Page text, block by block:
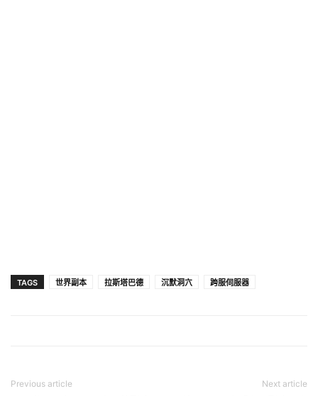
TAGS 世界副本 拉斯塔巴德 沉默洞穴 跨服伺服器
Previous article Next article